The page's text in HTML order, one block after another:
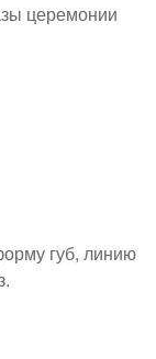
церемонии
губ, линию